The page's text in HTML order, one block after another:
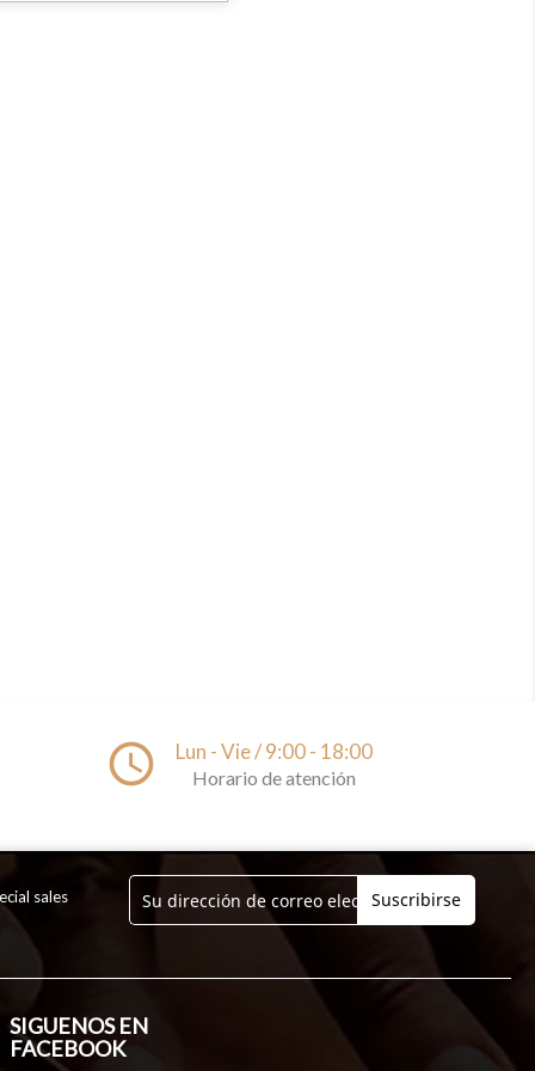
access_time Lun - Vie / 9:00 - 18:00
Horario de atención
sales
SIGUENOS EN
FACEBOOK